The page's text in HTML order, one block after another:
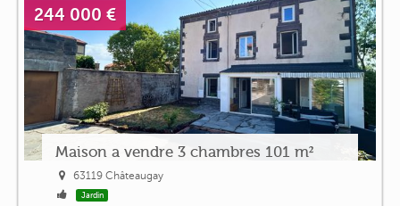
244 000 €
Maison a vendre 3 chambres 101 m²
63119 Châteaugay
Jardin